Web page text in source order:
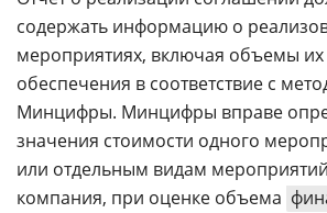
содержать информацию о
мероприятиях, включая объемы
обеспечения в соответствие с
Минцифры. Минцифры вправе
значения стоимости одного
или отдельным видам
компания, при оценке объема